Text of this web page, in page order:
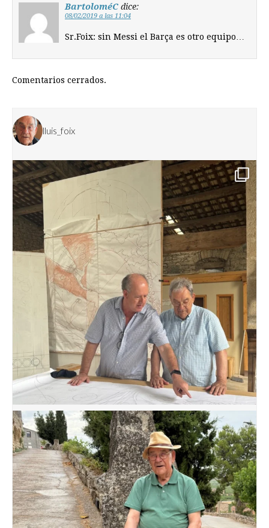
BartoloméC dice:
08/02/2019 a las 11:04
Sr.Foix: sin Messi el Barça es otro equipo…
Comentarios cerrados.
lluis_foix